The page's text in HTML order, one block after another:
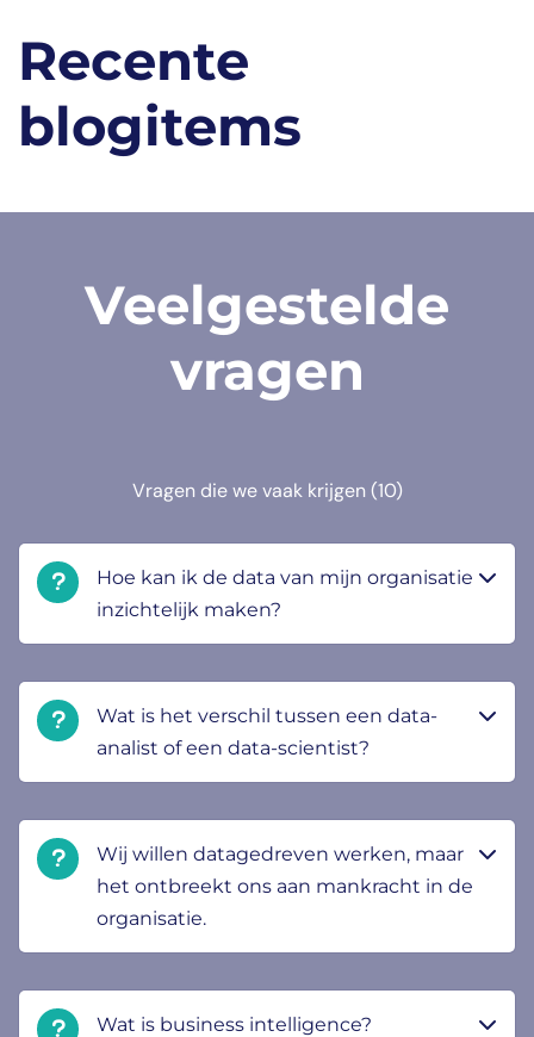
Recente
blogitems
Veelgestelde
vragen
Vragen die we vaak krijgen(10)
Hoe kan ik de data van mijn organisatie
inzichtelijk maken?
Wat is het verschil tussen een data-
analist of een data-scientist?
Wij willen datagedreven werken, maar
het ontbreekt ons aan mankracht in de
organisatie.
Wat is business intelligence?